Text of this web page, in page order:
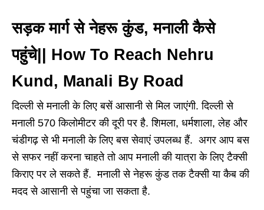
सड़क मार्ग से नेहरू कुंड, मनाली कैसे
पहुंचे|| How To Reach Nehru
Kund, Manali By Road
दिल्ली से मनाली के लिए बसें आसानी से मिल जाएंगी. दिल्ली से
मनाली 570 किलोमीटर की दूरी पर है. शिमला, धर्मशाला, लेह और
चंडीगढ़ से भी मनाली के लिए बस सेवाएं उपलब्ध हैं. अगर आप बस
से सफर नहीं करना चाहते तो आप मनाली की यात्रा के लिए टैक्सी
किराए पर ले सकते हैं. मनाली से नेहरू कुंड तक टैक्सी या कैब की
मदद से आसानी से पहुंचा जा सकता है.